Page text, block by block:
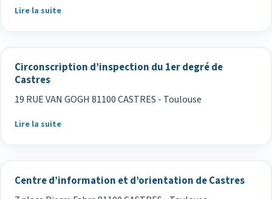
Lire la suite
Circonscription d’inspection du 1er degré de
Castres
19 RUE VAN GOGH 81100 CASTRES - Toulouse
Lire la suite
Centre d’information et d’orientation de Castres